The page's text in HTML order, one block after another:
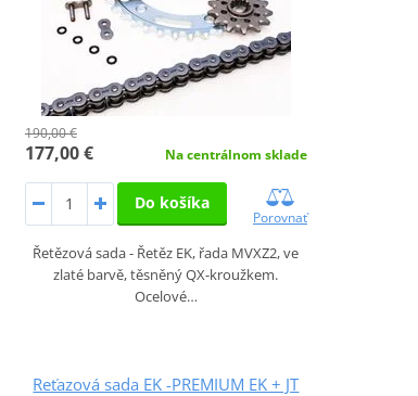
190,00 €
177,00 € Na centrálnom sklade
Do košíka
Porovnať
Řetězová sada - Řetěz EK, řada MVXZ2, ve
zlaté barvě, těsněný QX-kroužkem.
Ocelové…
Reťazová sada EK -PREMIUM EK + JT